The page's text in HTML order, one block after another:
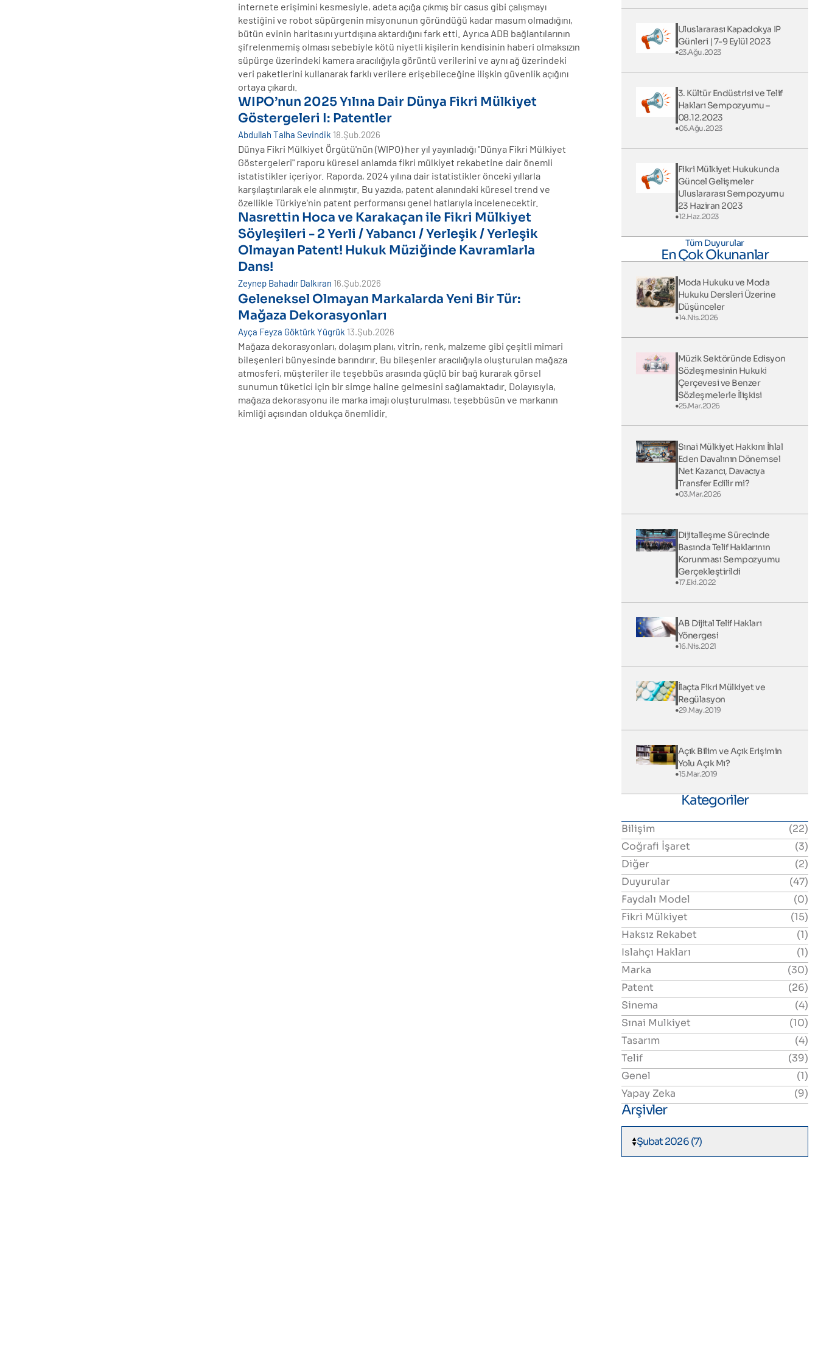
internete erişimini kesmesiyle, adeta açığa çıkmış bir casus gibi çalışmayı
kestiğini ve robot süpürgenin misyonunun göründüğü kadar masum olmadığını,
bütün evinin haritasını yurtdışına aktardığını fark etti. Ayrıca ADB bağlantılarının
şifrelenmemiş olması sebebiyle kötü niyetli kişilerin kendisinin haberi olmaksızın
süpürge üzerindeki kamera aracılığıyla görüntü verilerini ve aynı ağ üzerindeki
veri paketlerini kullanarak farklı verilere erişebileceğine ilişkin güvenlik açığını
ortaya çıkardı.
WIPO’nun 2025 Yılına Dair Dünya Fikri Mülkiyet
Göstergeleri I: Patentler
Abdullah Talha Sevindik 18.Şub.2026
Dünya Fikri Mülkiyet Örgütü'nün (WIPO) her yıl yayınladığı "Dünya Fikri Mülkiyet
Göstergeleri" raporu küresel anlamda fikri mülkiyet rekabetine dair önemli
istatistikler içeriyor. Raporda, 2024 yılına dair istatistikler önceki yıllarla
karşılaştırılarak ele alınmıştır. Bu yazıda, patent alanındaki küresel trend ve
özellikle Türkiye'nin patent performansı genel hatlarıyla incelenecektir.
Nasrettin Hoca ve Karakaçan ile Fikri Mülkiyet
Söyleşileri - 2 Yerli / Yabancı / Yerleşik / Yerleşik
Olmayan Patent! Hukuk Müziğinde Kavramlarla
Dans!
Zeynep Bahadır Dalkıran 16.Şub.2026
Geleneksel Olmayan Markalarda Yeni Bir Tür:
Mağaza Dekorasyonları
Ayça Feyza Göktürk Yügrük 13.Şub.2026
Mağaza dekorasyonları, dolaşım planı, vitrin, renk, malzeme gibi çeşitli mimari
bileşenleri bünyesinde barındırır. Bu bileşenler aracılığıyla oluşturulan mağaza
atmosferi, müşteriler ile teşebbüs arasında güçlü bir bağ kurarak görsel
sunumun tüketici için bir simge haline gelmesini sağlamaktadır. Dolayısıyla,
mağaza dekorasyonu ile marka imajı oluşturulması, teşebbüsün ve markanın
kimliği açısından oldukça önemlidir.
Uluslararası Kapadokya IP
Günleri​ | 7-9 Eylül 2023
23.Ağu.2023
3. Kültür Endüstrisi ve Telif
Hakları Sempozyumu –
08.12.2023
05.Ağu.2023
Fikri Mülkiyet Hukukunda
Güncel Gelişmeler
Uluslararası Sempozyumu
23 Haziran 2023
12.Haz.2023
Tüm Duyurular
En Çok Okunanlar
Moda Hukuku ve Moda
Hukuku Dersleri Üzerine
Düşünceler
14.Nis.2026
Müzik Sektöründe Edisyon
Sözleşmesinin Hukuki
Çerçevesi ve Benzer
Sözleşmelerle İlişkisi
25.Mar.2026
Sınai Mülkiyet Hakkını İhlal
Eden Davalının Dönemsel
Net Kazancı, Davacıya
Transfer Edilir mi?
03.Mar.2026
Dijitalleşme Sürecinde
Basında Telif Haklarının
Korunması Sempozyumu
Gerçekleştirildi
17.Eki.2022
AB Dijital Telif Hakları
Yönergesi
16.Nis.2021
İlaçta Fikri Mülkiyet ve
Regülasyon
29.May.2019
Açık Bilim ve Açık Erişimin
Yolu Açık Mı?
15.Mar.2019
Kategoriler
Bilişim
(22)
Coğrafi İşaret
(3)
Diğer
(2)
Duyurular
(47)
Faydalı Model
(0)
Fikri Mülkiyet
(15)
Haksız Rekabet
(1)
Islahçı Hakları
(1)
Marka
(30)
Patent
(26)
Sinema
(4)
Sınai Mulkiyet
(10)
Tasarım
(4)
Telif
(39)
Genel
(1)
Yapay Zeka
(9)
Arşivler
Şubat 2026 (7)